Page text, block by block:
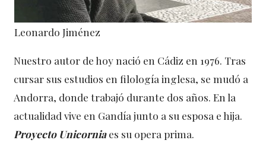
Leonardo Jiménez
Nuestro autor de hoy nació en Cádiz en 1976. Tras
cursar sus estudios en filología inglesa, se mudó a
Andorra, donde trabajó durante dos años. En la
actualidad vive en Gandía junto a su esposa e hija.
Proyecto Unicorniaes su opera prima.